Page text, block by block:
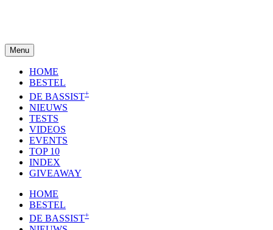
Menu
HOME
BESTEL
DE BASSIST+
NIEUWS
TESTS
VIDEOS
EVENTS
TOP 10
INDEX
GIVEAWAY
HOME
BESTEL
DE BASSIST+